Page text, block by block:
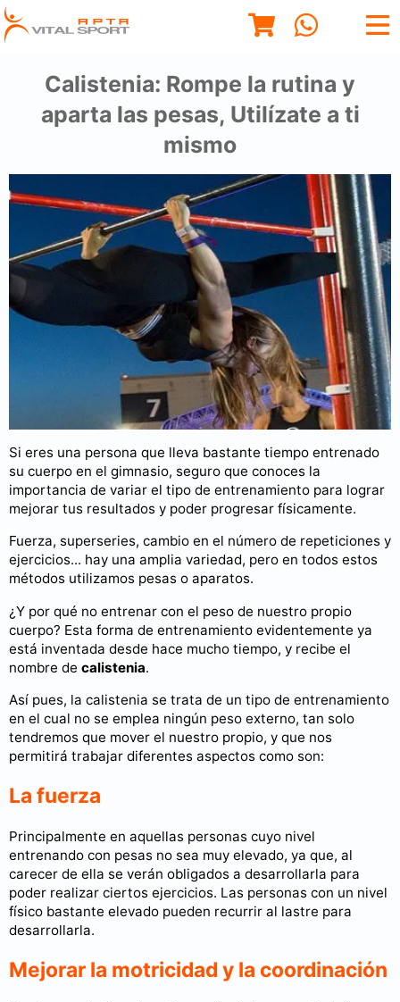
Calistenia: Rompe la rutina y
aparta las pesas, Utilízate a ti
mismo
Si eres una persona que lleva bastante tiempo entrenado
su cuerpo en el gimnasio, seguro que conoces la
importancia de variar el tipo de entrenamiento para lograr
mejorar tus resultados y poder progresar físicamente.
Fuerza, superseries, cambio en el número de repeticiones y
ejercicios... hay una amplia variedad, pero en todos estos
métodos utilizamos pesas o aparatos.
¿Y por qué no entrenar con el peso de nuestro propio
cuerpo? Esta forma de entrenamiento evidentemente ya
está inventada desde hace mucho tiempo, y recibe el
nombre de calistenia.
Así pues, la calistenia se trata de un tipo de entrenamiento
en el cual no se emplea ningún peso externo, tan solo
tendremos que mover el nuestro propio, y que nos
permitirá trabajar diferentes aspectos como son:
La fuerza
Principalmente en aquellas personas cuyo nivel
entrenando con pesas no sea muy elevado, ya que, al
carecer de ella se verán obligados a desarrollarla para
poder realizar ciertos ejercicios. Las personas con un nivel
físico bastante elevado pueden recurrir al lastre para
desarrollarla.
Mejorar la motricidad y la coordinación